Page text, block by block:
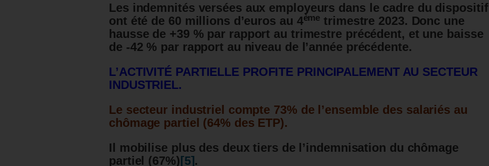
Les indemnités versées aux employeurs dans le cadre du dispositif
ont été de 60 millions d’euros au 4ème trimestre 2023. Donc une
hausse de +39 % par rapport au trimestre précédent, et une baisse
de -42 % par rapport au niveau de l’année précédente.
L’ACTIVITÉ PARTIELLE PROFITE PRINCIPALEMENT AU SECTEUR
INDUSTRIEL.
Le secteur industriel compte 73% de l’ensemble des salariés au
chômage partiel (64% des ETP).
Il mobilise plus des deux tiers de l’indemnisation du chômage
partiel (67%) [5].